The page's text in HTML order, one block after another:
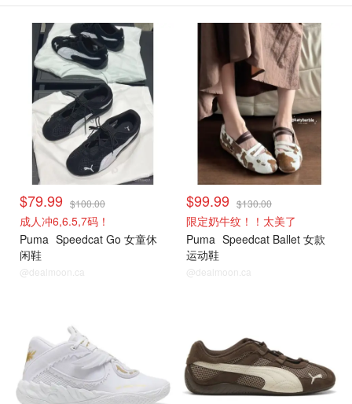
$79.99 $100.00
成人冲6,6.5,7码！
Puma Speedcat Go 女童休
闲鞋
@dealmoon.ca
$99.99 $130.00
限定奶牛纹！！太美了
Puma Speedcat Ballet 女款
运动鞋
@dealmoon.ca